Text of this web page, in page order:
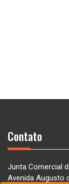
Contato
Junta Comercial
Avenida Augusto